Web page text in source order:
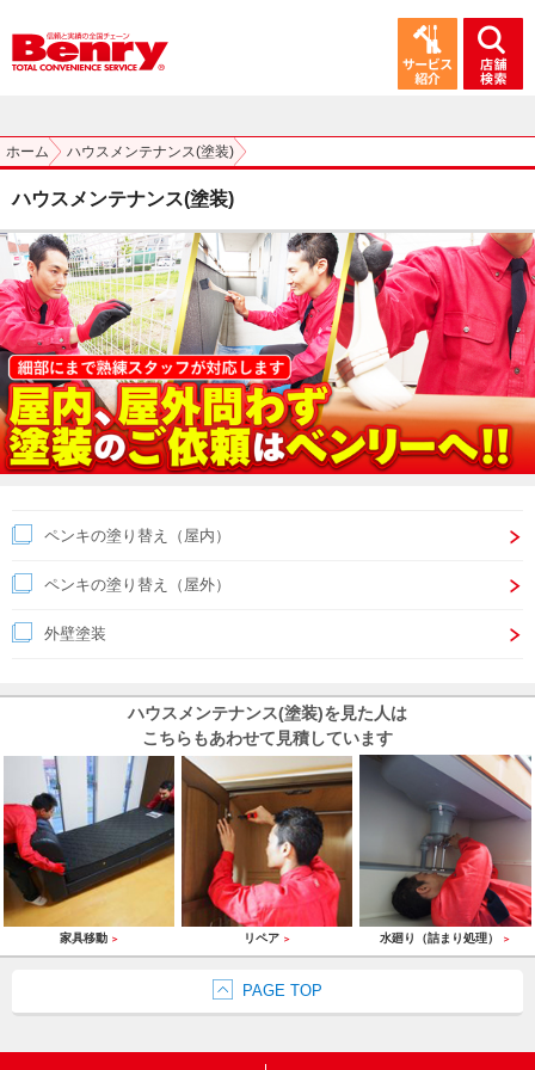
ホーム ハウスメンテナンス(塗装)
ハウスメンテナンス(塗装)
ペンキの塗り替え（屋内）
ペンキの塗り替え（屋外）
外壁塗装
ハウスメンテナンス(塗装)を見た人は
こちらもあわせて見積しています
家具移動 ＞ リペア ＞ 水廻り（詰まり処理） ＞
PAGE TOP